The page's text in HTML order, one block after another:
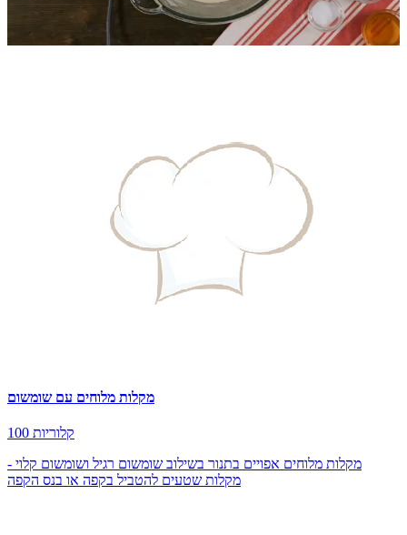
מקלות מלוחים עם שומשום
100 קלוריות
מקלות מלוחים אפויים בתנור בשילוב שומשום רגיל ושומשום קלוי -
מקלות שטעים להטביל בקפה או בנס הקפה